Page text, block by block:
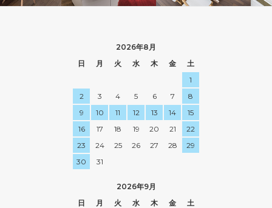
2026年8月
日
月 火 水 木 金
土
1
2
3 4 5 6 7
8
9
10 11 12 13 14
15
16
17 18 19 20 21
22
23
24 25 26 27 28
29
30
31
2026年9月
日
月 火 水 木 金
土